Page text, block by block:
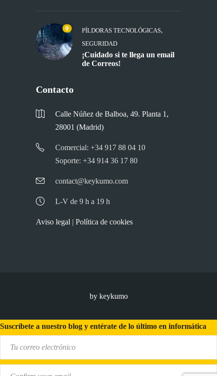
0 PÍLDORAS TECNOLÓGICAS,
SEGURIDAD
¡Cuidado si te llega un email
de Correos!
Contacto
Calle Núñez de Balboa, 49. Planta 1,
28001 (Madrid)
Comercial: +34 917 88 04 10
Soporte: +34 914 36 17 80
contact@keykumo.com
L-V de 9 h a 19 h
Aviso legal | Política de cookies
by keykumo
Suscríbete a nuestro blog y entérate de lo último en informática